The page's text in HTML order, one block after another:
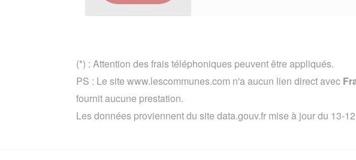
(*) : Attention des frais téléphoniques peuvent être appliqués.
PS : Le site www.lescommunes.com n'a aucun lien direct avec
fournit aucune prestation.
Les données proviennent du site data.gouv.fr mise à jour du 13-